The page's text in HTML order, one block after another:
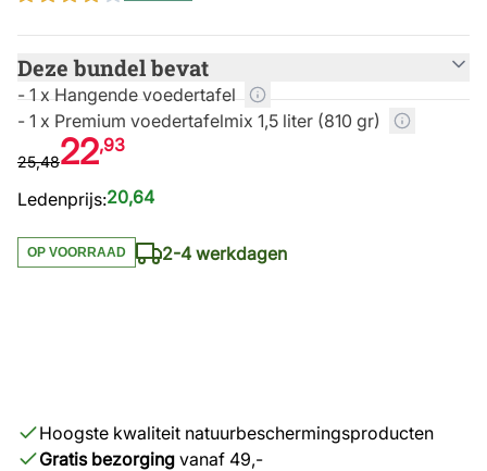
Deze bundel bevat
- 1 x Hangende voedertafel
- 1 x Premium voedertafelmix 1,5 liter (810 gr)
25,4822,93
Ledenprijs:20,64
OP VOORRAAD
2-4 werkdagen
Hoogste kwaliteit natuurbeschermingsproducten
Gratis bezorging vanaf 49,-